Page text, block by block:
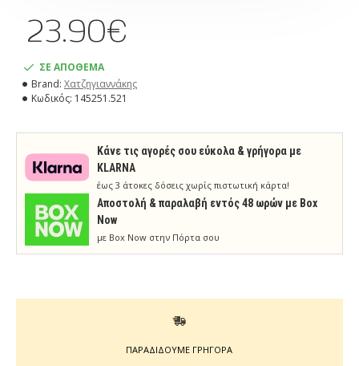
ΣΕ ΑΠΟΘΕΜΑ
Brand: Χατζηγιαννάκης
Κωδικός: 145251.521
23.90€
Κάνε τις αγορές σου εύκολα & γρήγορα με
KLARNA
έως 3 άτοκες δόσεις χωρίς πιστωτική κάρτα!
Aποστολή & παραλαβή εντός 48 ωρών με Box
Now
με Box Now στην Πόρτα σου
ΠΑΡΑΔΙΔΟΥΜΕ ΓΡΗΓΟΡΑ